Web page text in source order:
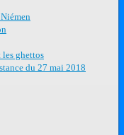
ghettos
du 27 mai 2018